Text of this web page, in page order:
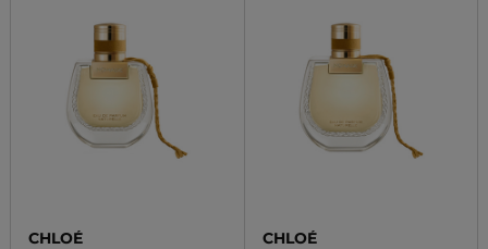
CHLOÉ
CHLOÉ